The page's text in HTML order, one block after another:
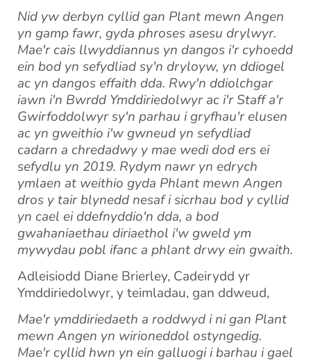
Nid yw derbyn cyllid gan Plant mewn Angen
yn gamp fawr, gyda phroses asesu drylwyr.
Mae'r cais llwyddiannus yn dangos i'r cyhoedd
ein bod yn sefydliad sy'n dryloyw, yn ddiogel
ac yn dangos effaith dda. Rwy'n ddiolchgar
iawn i'n Bwrdd Ymddiriedolwyr ac i'r Staff a'r
Gwirfoddolwyr sy'n parhau i gryfhau'r elusen
ac yn gweithio i'w gwneud yn sefydliad
cadarn a chredadwy y mae wedi dod ers ei
sefydlu yn 2019. Rydym nawr yn edrych
ymlaen at weithio gyda Phlant mewn Angen
dros y tair blynedd nesaf i sicrhau bod y cyllid
yn cael ei ddefnyddio'n dda, a bod
gwahaniaethau diriaethol i'w gweld ym
mywydau pobl ifanc a phlant drwy ein gwaith.
Adleisiodd Diane Brierley, Cadeirydd yr
Ymddiriedolwyr, y teimladau, gan ddweud,
Mae'r ymddiriedaeth a roddwyd i ni gan Plant
mewn Angen yn wirioneddol ostyngedig.
Mae'r cyllid hwn yn ein galluogi i barhau i gael